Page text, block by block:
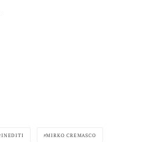
INEDITI MIRKO CREMASCO